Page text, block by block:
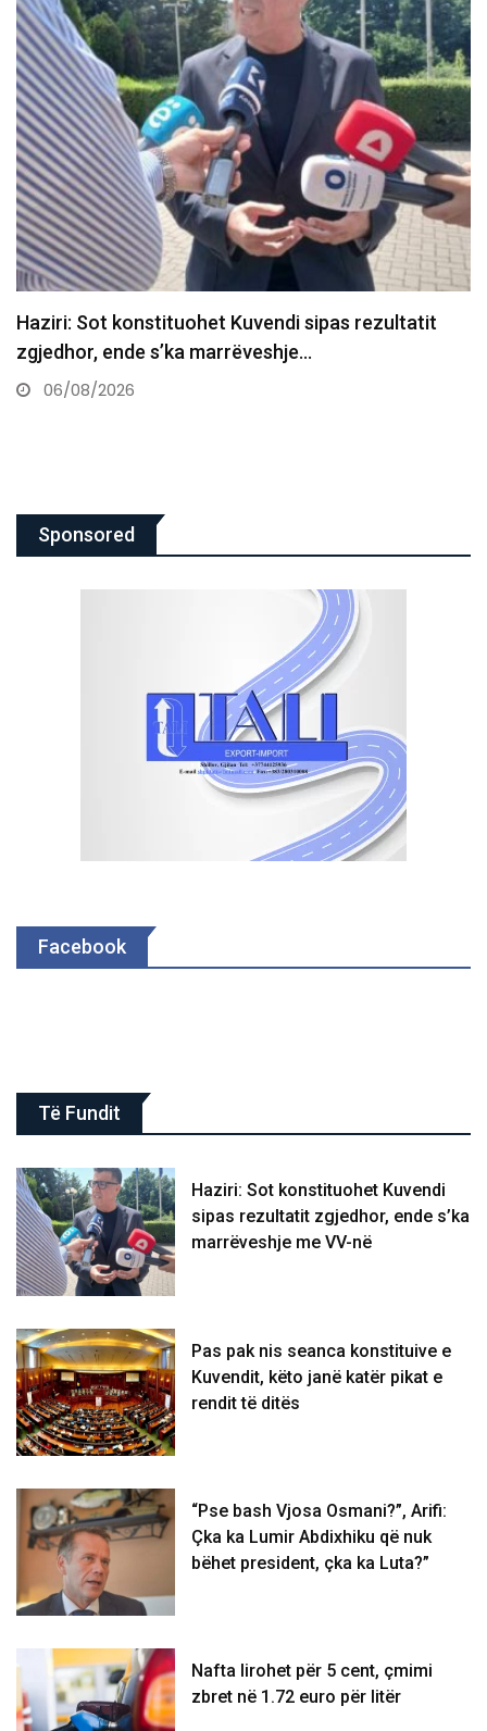
Pas pak nis seanca konstituive e Kuvendit, këto
janë katër…
06/08/2026
Sponsored
Facebook
Të Fundit
Haziri: Sot konstituohet Kuvendi
sipas rezultatit zgjedhor, ende s’ka
marrëveshje me VV-në
Pas pak nis seanca konstituive e
Kuvendit, këto janë katër pikat e
rendit të ditës
“Pse bash Vjosa Osmani?”, Arifi:
Çka ka Lumir Abdixhiku që nuk
bëhet president, çka ka Luta?”
Nafta lirohet për 5 cent, çmimi
zbret në 1.72 euro për litër